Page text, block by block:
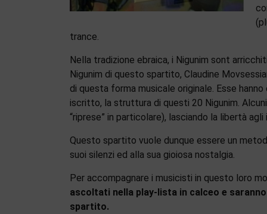
trance.
Nella tradizione ebraica, i Nigunim sont
Nigunim di questo spartito, Claudine
di questa forma musicale originale. Esse
iscritto, la struttura di questi 20 Nigunim.
“riprese” in particolare), lasciando la libertà
Questo spartito vuole dunque essere un
suoi silenzi ed alla sua gioiosa nostalgia.
Per accompagnare i musicisti in questo loro
ascoltati nella play-lista in calceo e
spartito.